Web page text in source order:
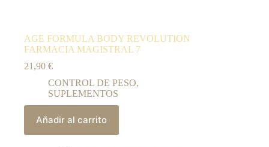
AGE FORMULA BODY REVOLUTION
FARMACIA MAGISTRAL 7
21,90 €
CONTROL DE PESO,
SUPLEMENTOS
Añadir al carrito